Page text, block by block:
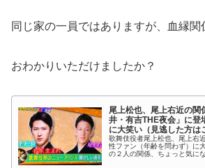
同じ家の一員ではありますが、血縁関
おわかりいただけましたか？
尾上松也、尾上右近の関
井・有吉THE夜会」に登
に大笑い（見逃した方は
歌舞伎役者尾上松也、尾上右
性ファン（年齢を問わず）に
の２人の関係、ちょっと気に